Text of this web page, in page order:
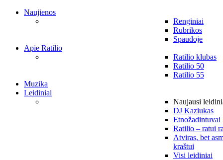
Naujienos
Renginiai
Rubrikos
Spaudoje
Apie Ratilio
Ratilio klubas
Ratilio 50
Ratilio 55
Muzika
Leidiniai
Naujausi
DJ Kaziukas
Etnožadintuvai
Ratilio – ratui
Atviras, bet
kraštui
Visi leidiniai